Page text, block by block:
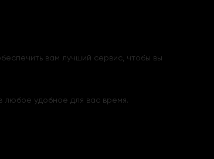
вам лучший сервис, чтобы вы
любое удобное для вас время.